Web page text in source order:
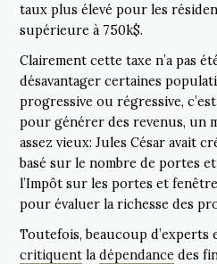
taux plus élevé pour les
supérieure à 750k$.
Clairement cette taxe n’a pas
désavantager certaines
progressive ou régressive,
pour générer des revenus, un
assez vieux: Jules César avait
basé sur le nombre de portes
l’Impôt sur les portes et
pour évaluer la richesse des
Toutefois, beaucoup d’experts
critiquent ladépendance des